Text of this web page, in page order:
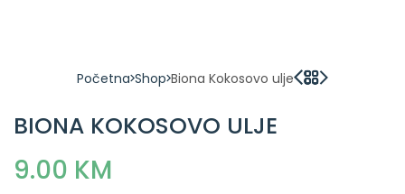
Početna Shop Biona Kokosovo ulje
BIONA KOKOSOVO ULJE
9.00 KM